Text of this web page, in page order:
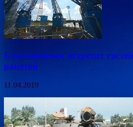
Благовещенск встретит
ракетой
11.04.2019